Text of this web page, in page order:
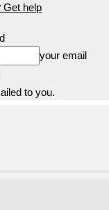
Get help
your email
to you.